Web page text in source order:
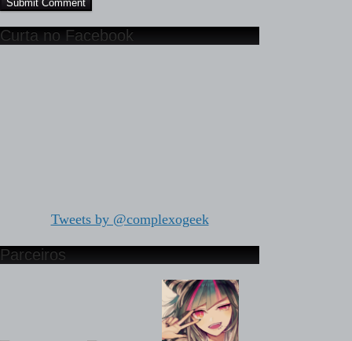
Curta no Facebook
Tweets by @complexogeek
Parceiros